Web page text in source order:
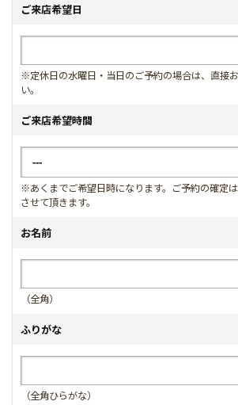
ご来店希望日
※定休日の水曜日・当日のご予約の場合は、直接
い。
ご来店希望時間
※あくまでご希望日時になります。ご予約の確定
させて頂きます。
お名前
（全角）
ふりがな
（全角ひらがな）